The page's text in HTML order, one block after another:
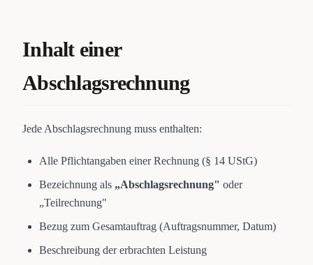
Inhalt einer
Abschlagsrechnung
Jede Abschlagsrechnung muss enthalten:
Alle Pflichtangaben einer Rechnung (§ 14 UStG)
Bezeichnung als „Abschlagsrechnung" oder
„Teilrechnung"
Bezug zum Gesamtauftrag (Auftragsnummer, Datum)
Beschreibung der erbrachten Leistung